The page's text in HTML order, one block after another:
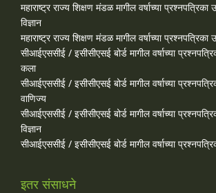
महाराष्ट्र राज्य शिक्षण मंडळ मागील वर्षाच्या प्रश्‍नपत्रिका
विज्ञान
महाराष्ट्र राज्य शिक्षण मंडळ मागील वर्षाच्या प्रश्‍नपत्रिका
सीआईएससीई / इसीसीएसई बोर्ड मागील वर्षाच्या
कला
सीआईएससीई / इसीसीएसई बोर्ड मागील वर्षाच्या
वाणिज्य
सीआईएससीई / इसीसीएसई बोर्ड मागील वर्षाच्या
विज्ञान
सीआईएससीई / इसीसीएसई बोर्ड मागील वर्षाच्या
इतर संसाधने